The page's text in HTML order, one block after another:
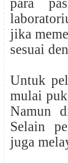
para
jika
sesuai
Untuk
mulai
Namun
Selain
juga